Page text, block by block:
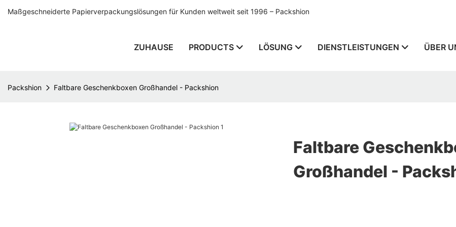
Maßgeschneiderte Papierverpackungslösungen für Kunden weltweit seit 1996 – Packshion
ZUHAUSE PRODUCTS LÖSUNG DIENSTLEISTUNGEN ÜBER
Packshion Faltbare Geschenkboxen Großhandel - Packshion
Faltbare
Großhandel -